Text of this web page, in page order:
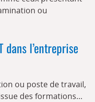
ou
dans l’entreprise
ou poste de travail,
des formations…